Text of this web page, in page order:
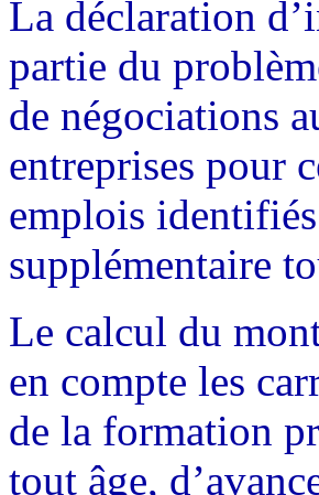
La déclaration
partie du
de négociations
entreprises pour
emplois
supplémentaire
Le calcul du
en compte les
de la formation
tout âge,